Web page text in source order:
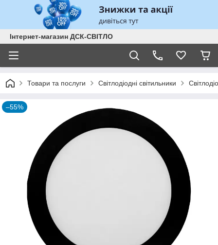
Інтернет-магазин ДСК-СВІТЛО
Товари та послуги Світлодіодні світильники
–55%